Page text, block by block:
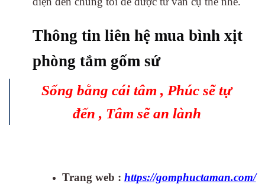
Thông tin liên hệ mua bình xịt
phòng tắm gốm sứ
Sống bằng cái tâm , Phúc sẽ tự
đến , Tâm sẽ an lành
Trang web : https://gomphuctaman.com/